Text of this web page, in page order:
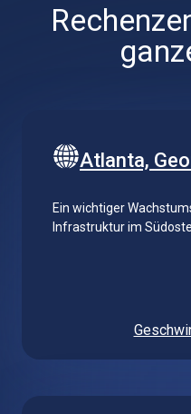
Atlanta,
Ein wichtiger
Infrastruktur im